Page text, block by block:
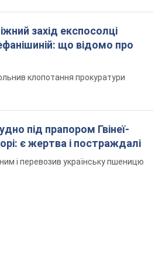
клопотання прокуратури
під прапором Гвінеї-
є жертва і постраждалі
і перевозив українську пшеницю